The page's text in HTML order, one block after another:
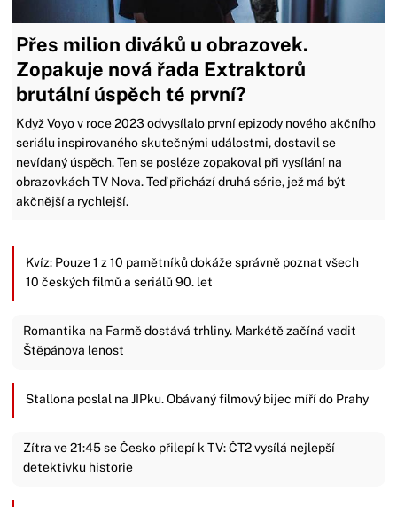
Přes milion diváků u obrazovek.
Zopakuje nová řada Extraktorů
brutální úspěch té první?
Když Voyo v roce 2023 odvysílalo první epizody nového akčního
seriálu inspirovaného skutečnými událostmi, dostavil se
nevídaný úspěch. Ten se posléze zopakoval při vysílání na
obrazovkách TV Nova. Teď přichází druhá série, jež má být
akčnější a rychlejší.
Kvíz: Pouze 1 z 10 pamětníků dokáže správně poznat všech
10 českých filmů a seriálů 90. let
Romantika na Farmě dostává trhliny. Markétě začíná vadit
Štěpánova lenost
Stallona poslal na JIPku. Obávaný filmový bijec míří do Prahy
Zítra ve 21:45 se Česko přilepí k TV: ČT2 vysílá nejlepší
detektivku historie